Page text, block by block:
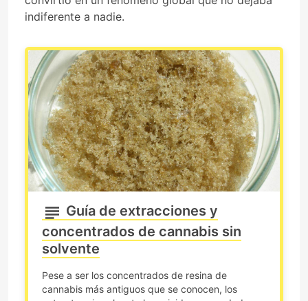
indiferente a nadie.
Guía de extracciones y
concentrados de cannabis sin
solvente
Pese a ser los concentrados de resina de
cannabis más antiguos que se conocen, los